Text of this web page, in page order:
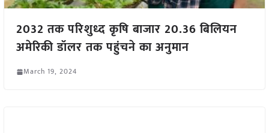
2032 तक परिशुध्द कृषि बाजार 20.36 बिलियन
अमेरिकी डॉलर तक पहुंचने का अनुमान
March 19, 2024